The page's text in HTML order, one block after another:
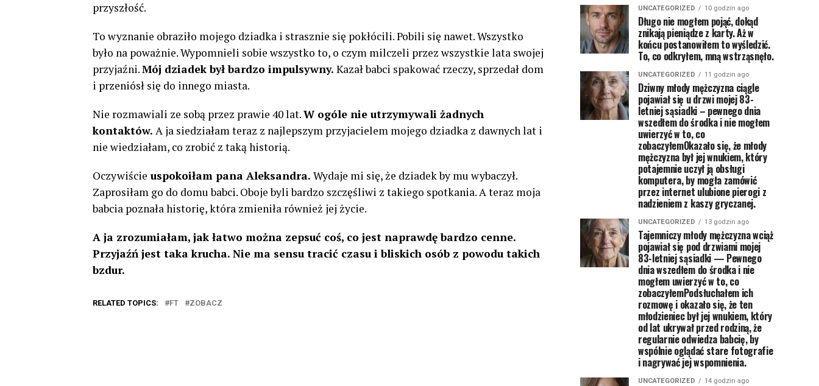
przyszłość.
To wyznanie obraziło mojego dziadka i strasznie się pokłócili. Pobili się nawet. Wszystko
było na poważnie. Wypomnieli sobie wszystko to, o czym milczeli przez wszystkie lata swojej
przyjaźni.Mój dziadek był bardzo impulsywny. Kazał babci spakować rzeczy, sprzedał dom
i przeniósł się do innego miasta.
Nie rozmawiali ze sobą przez prawie 40 lat.W ogóle nie utrzymywali żadnych
kontaktów. A ja siedziałam teraz z najlepszym przyjacielem mojego dziadka z dawnych lat i
nie wiedziałam, co zrobić z taką historią.
Oczywiście uspokoiłam pana Aleksandra. Wydaje mi się, że dziadek by mu wybaczył.
Zaprosiłam go do domu babci. Oboje byli bardzo szczęśliwi z takiego spotkania. A teraz moja
babcia poznała historię, która zmieniła również jej życie.
A ja zrozumiałam, jak łatwo można zepsuć coś, co jest naprawdę bardzo cenne.
Przyjaźń jest taka krucha. Nie ma sensu tracić czasu i bliskich osób z powodu takich
bzdur.
RELATED TOPICS: FT ZOBACZ
UNCATEGORIZED 10 godzin ago
Długo nie mogłem pojąć, dokąd
znikają pieniądze z karty. Aż w
końcu postanowiłem to wyśledzić.
To, co odkryłem, mną wstrząsnęło.
UNCATEGORIZED 11 godzin ago
Dziwny młody mężczyzna ciągle
pojawiał się u drzwi mojej 83-
letniej sąsiadki – pewnego dnia
wszedłem do środka i nie mogłem
uwierzyć w to, co
zobaczyłemOkazało się, że młody
mężczyzna był jej wnukiem, który
potajemnie uczył ją obsługi
komputera, by mogła zamówić
przez internet ulubione pierogi z
nadzieniem z kaszy gryczanej.
UNCATEGORIZED 13 godzin ago
Tajemniczy młody mężczyzna wciąż
pojawiał się pod drzwiami mojej
83-letniej sąsiadki — Pewnego
dnia wszedłem do środka i nie
mogłem uwierzyć w to, co
zobaczyłemPodsłuchałem ich
rozmowę i okazało się, że ten
młodzieniec był jej wnukiem, który
od lat ukrywał przed rodziną, że
regularnie odwiedza babcię, by
wspólnie oglądać stare fotografie
i nagrywać jej wspomnienia.
UNCATEGORIZED 14 godzin ago